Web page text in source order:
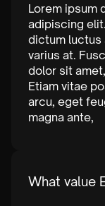
Lorem ipsum
adipiscing
dictum luctus
varius at.
dolor sit
Etiam vitae
arcu, eget
magna ante,
What value